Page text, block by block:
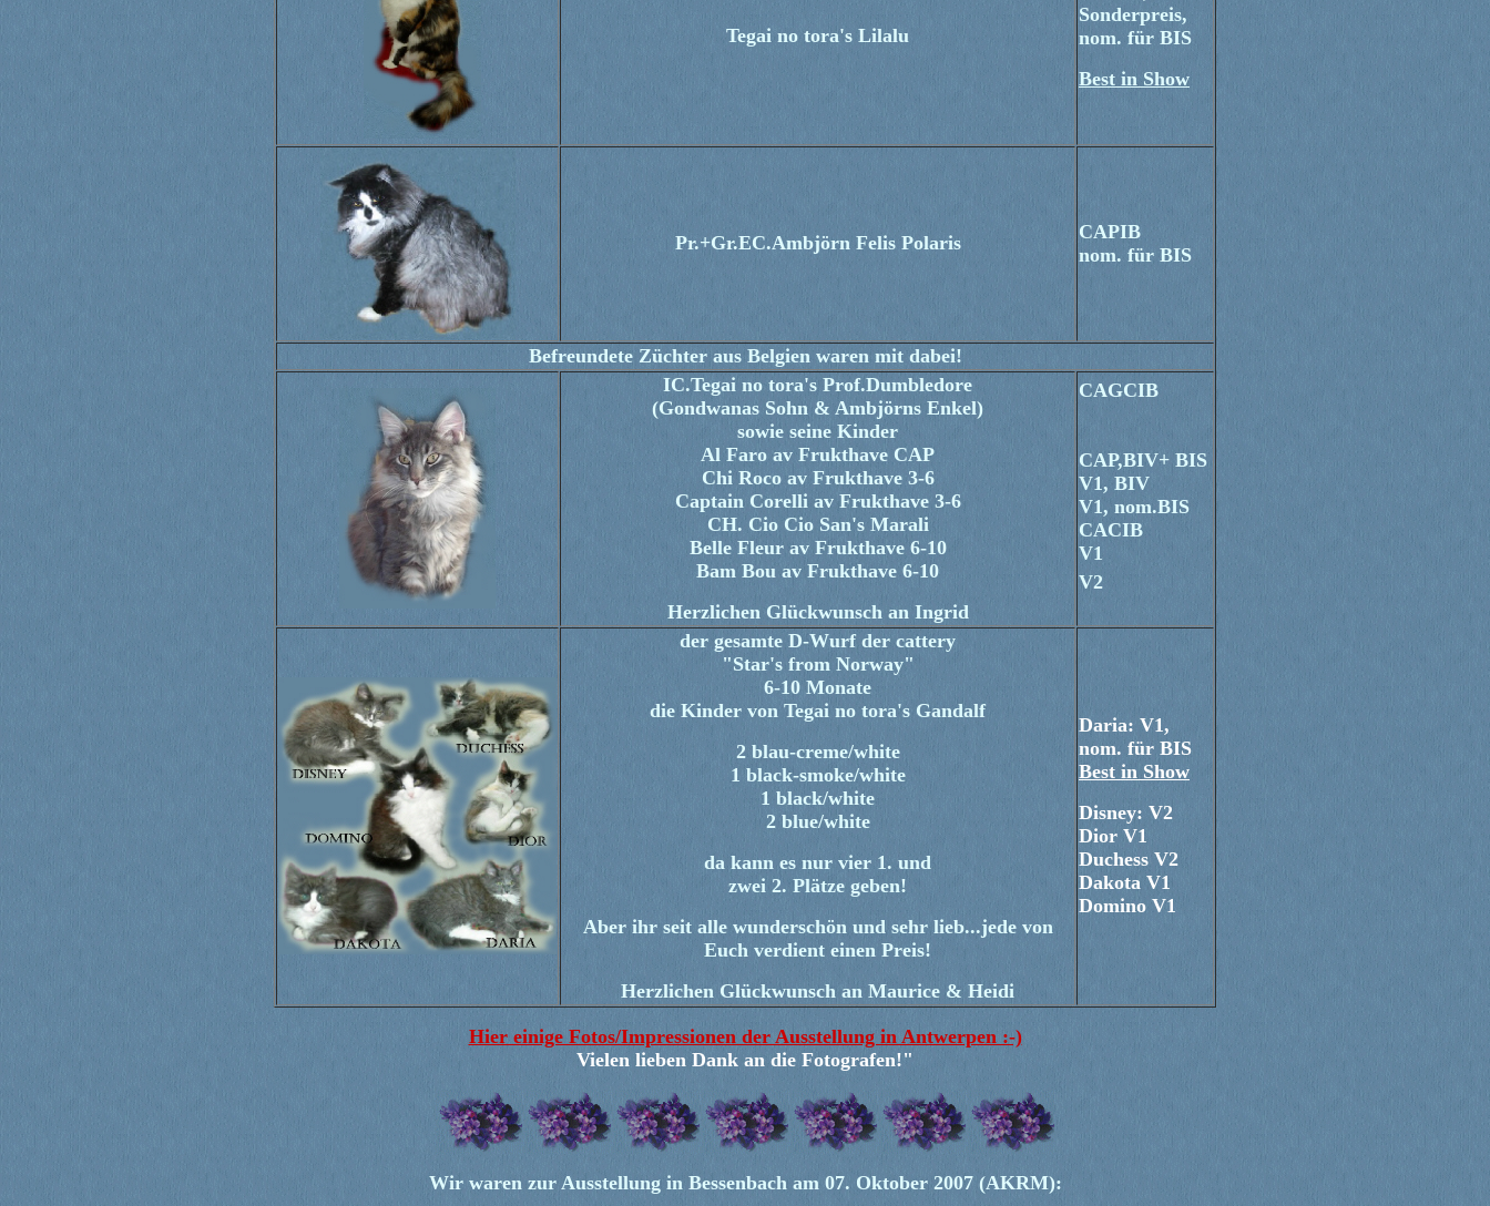
Tegai no tora's Lilalu
Sonderpreis,
nom. für BIS
Best in Show
Pr.+Gr.EC.Ambjörn Felis Polaris
CAPIB
nom. für BIS
Befreundete Züchter aus Belgien waren mit dabei!
IC.Tegai no tora's Prof.Dumbledore
(Gondwanas Sohn & Ambjörns Enkel)
sowie seine Kinder
Al Faro av Frukthave CAP
Chi Roco av Frukthave 3-6
Captain Corelli av Frukthave 3-6
CH. Cio Cio San's Marali
Belle Fleur av Frukthave 6-10
Bam Bou av Frukthave 6-10
Herzlichen Glückwunsch an Ingrid
CAGCIB
CAP,BIV+ BIS
V1, BIV
V1, nom.BIS
CACIB
V1
V2
der gesamte D-Wurf der cattery
"Star's from Norway"
6-10 Monate
die Kinder von Tegai no tora's Gandalf
2 blau-creme/white
1 black-smoke/white
1 black/white
2 blue/white
da kann es nur vier 1. und
zwei 2. Plätze geben!
Aber ihr seit alle wunderschön und sehr lieb...jede von
Euch verdient einen Preis!
Herzlichen Glückwunsch an Maurice & Heidi
Daria: V1,
nom. für BIS
Best in Show
Disney: V2
Dior V1
Duchess V2
Dakota V1
Domino V1
Hier einige Fotos/Impressionen der Ausstellung in Antwerpen :-)
Vielen lieben Dank an die Fotografen!"
Wir waren zur Ausstellung in Bessenbach am 07. Oktober 2007 (AKRM):